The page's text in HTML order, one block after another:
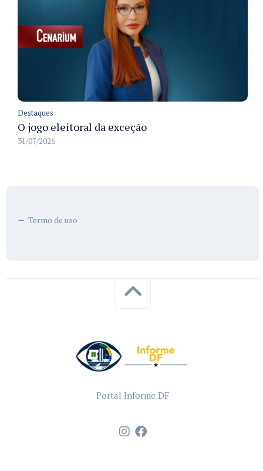
Destaques
O jogo eleitoral da exceção
31/07/2026
Termo de uso
Portal Informe DF